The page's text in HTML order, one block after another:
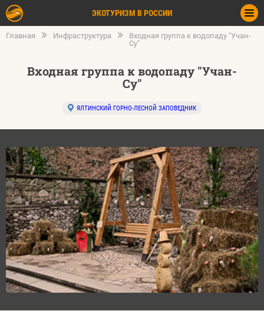
ЭКОТУРИЗМ В РОССИИ
Главная Инфраструктура
Входная группа к водопаду "Учан-
Су"
Входная группа к водопаду "Учан-
Су"
ЯЛТИНСКИЙ ГОРНО-ЛЕСНОЙ ЗАПОВЕДНИК